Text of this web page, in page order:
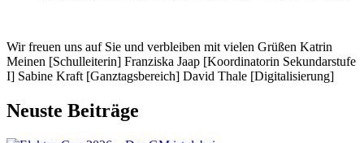
Wir freuen uns auf Sie und verbleiben mit vielen Grüßen Katrin
Meinen [Schulleiterin] Franziska Jaap [Koordinatorin Sekundarstufe
I] Sabine Kraft [Ganztagsbereich] David Thale [Digitalisierung]
Neuste Beiträge